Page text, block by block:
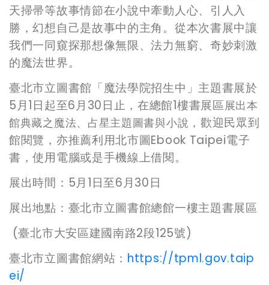
天掃帚等故事情節在小說中牽動人心、引人入
勝，幻想自己是故事中的主角。從本次書展中讓
我們一同窺探那想像無限、法力無窮、奇妙刺激
的魔法世界。
臺北市立圖書館「魔法學院招生中」主題書展於
5月1日起至6月30日止，在總館1樓書展區展出本
館典藏之魔法、占星主題圖書與小說 ，歡迎民眾到
館閱覽，亦推薦利用北市圖Ebook Taipei電子
書，使用電腦或是手機線上借閱。
展出時間：5月1日至6月30日
展出地點：臺北市立圖書館總館一樓主題書展區
(臺北市大安區建國南路2段125號)
臺北市立圖書館網站： https://tpml.gov.taip
ei/